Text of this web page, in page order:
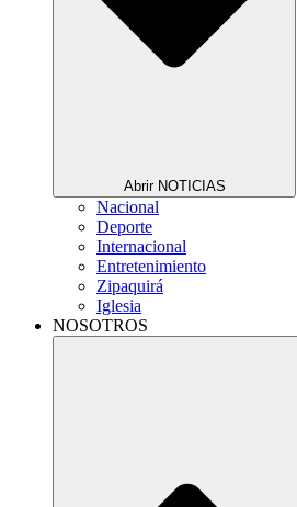
Abrir NOTICIAS
Nacional
Deporte
Internacional
Entretenimiento
Zipaquirá
Iglesia
NOSOTROS